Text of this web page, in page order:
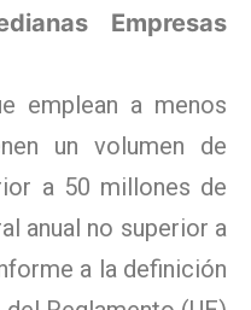
Empresas
emplean a menos
un volumen de
a 50 millones de
anual no superior a
a la definición